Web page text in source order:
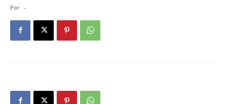
Por -